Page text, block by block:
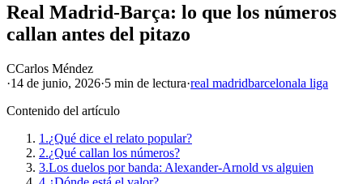
Real Madrid-Barça: lo que los números
callan antes del pitazo
CCarlos Méndez
·14 de junio, 2026·5 min de lectura·real madridbarcelonala liga
Contenido del artículo
1.¿Qué dice el relato popular?
2.¿Qué callan los números?
3.Los duelos por banda: Alexander-Arnold vs alguien